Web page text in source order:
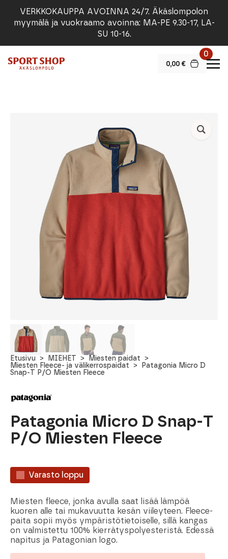
VERKKOKAUPPA AVOINNA 24/7. Äkäslompolon
myymälä ja vuokraamo avoinna: MA-PE 9.30-17, LA-
SU 10-16.
0,00 €
0
Etusivu MIEHET
Miesten paidat
Miesten Fleece- ja välikerrospaidat
Patagonia Micro D
Snap-T P/O Miesten Fleece
Patagonia Micro D Snap-T
P/O Miesten Fleece
Varasto loppu
Miesten fleece, jonka avulla saat lisää lämpöä
kuoren alle tai mukavuutta kesän viileyteen. Fleece-
paita sopii myös ympäristötietoiselle, sillä kangas
on valmistettu 100% kierrätyspolyesteristä. Edessä
napitus ja Patagonian logo.